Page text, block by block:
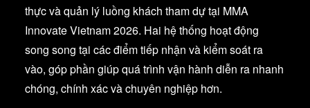
thực và quản lý luồng khách tham dự tại MMA
Innovate Vietnam 2026. Hai hệ thống hoạt động
song song tại các điểm tiếp nhận và kiểm soát ra
vào, góp phần giúp quá trình vận hành diễn ra nhanh
chóng, chính xác và chuyên nghiệp hơn.